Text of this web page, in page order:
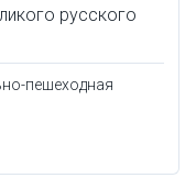
русского
пешеходная